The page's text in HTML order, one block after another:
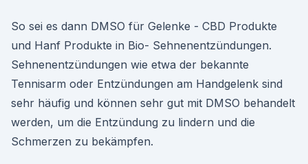
So sei es dann DMSO für Gelenke - CBD Produkte
und Hanf Produkte in Bio- Sehnenentzündungen.
Sehnenentzündungen wie etwa der bekannte
Tennisarm oder Entzündungen am Handgelenk sind
sehr häufig und können sehr gut mit DMSO behandelt
werden, um die Entzündung zu lindern und die
Schmerzen zu bekämpfen.